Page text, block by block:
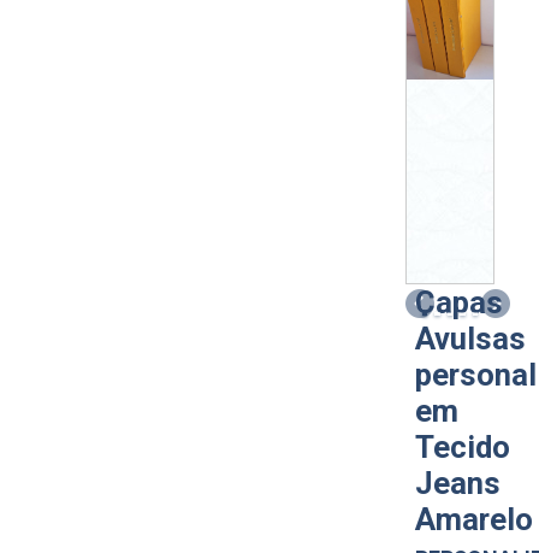
PreviousNext
Capas
Avulsas
em
Tecido
Jeans
Amarelo